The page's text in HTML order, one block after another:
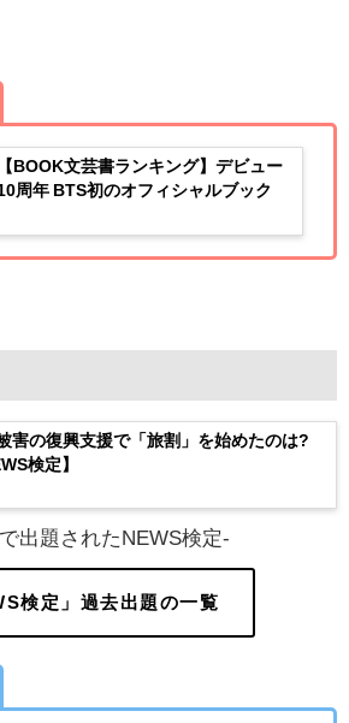
【BOOK文芸書ランキング】デビュー
周年 BTS初のオフィシャルブック
害の復興支援で「旅割」を始めたのは?
検定】
出題されたNEWS検定-
検定」過去出題の一覧